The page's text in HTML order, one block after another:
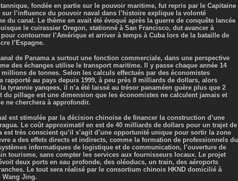
fondée en partie sur le pouvoir maritime, fut repris par le Capitaine
l’influence du pouvoir naval dans l’histoire explique la volonté
du canal. Le thème en avait été évoqué après la guerre de conquête lancée
le cuirassier Oregon, stationné à San Francisco, dut avancer à
contourner l’Amérique et arriver à temps à Cuba lors de la bataille de
l’Espagne.
de Panama a surtout une fonction commerciale, dans une perspective
des échanges utilise le transport maritime. Il y passe chaque année 14
millions de tonnes. Selon les calculs effectués par des économistes
rapporté au pays depuis 1999, à peu près 8 milliards de dollars, alors
tyrannie yanqees, il n’a été laissé au trésor panaméen guère plus que 2
pillage est une dimension que les économistes ne calculent jamais et
ne cherchera à approfondir.
est stimulée par la décision chinoise de financer la construction d’une
Le coût approximatif en est de 40 milliards de dollars pour un trajet de
est très conscient qu’il s’agit d’une opportunité unique pour sortir la zone
a des effets directs et indirects, comme la formation de professionnels du
informatiques de logistique et de communication, l’ouverture de
tourisme, sans compter les services aux fournisseurs locaux. Le projet
deux ports en eau profonde, des oléoducs, un train, des aéroports
Le tout sera réalisé par le consortium chinois HKND domicilié à
Wang Jing.